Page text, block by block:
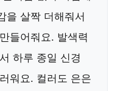
을 살짝 더해줘서
들어줘요. 발색력
하루 종일 신경
워요. 컬러도 은은